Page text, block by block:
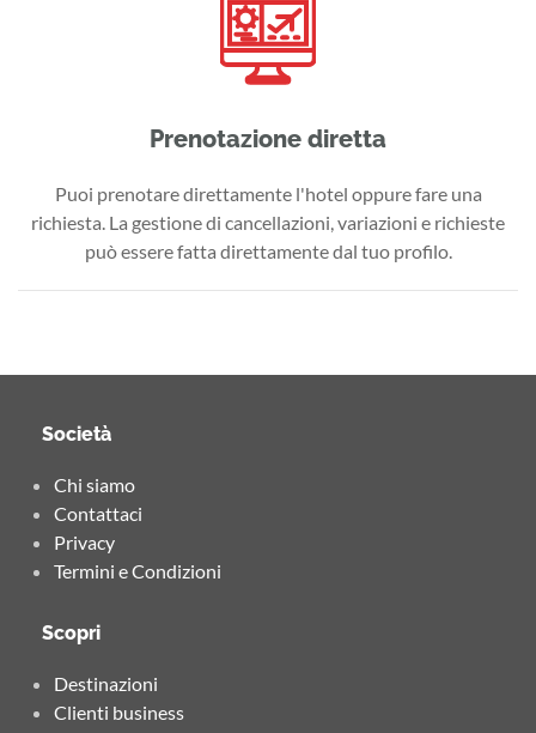
Prenotazione diretta
Puoi prenotare direttamente l'hotel oppure fare una
richiesta. La gestione di cancellazioni, variazioni e richieste
può essere fatta direttamente dal tuo profilo.
Società
Chi siamo
Contattaci
Privacy
Termini e Condizioni
Scopri
Destinazioni
Clienti business